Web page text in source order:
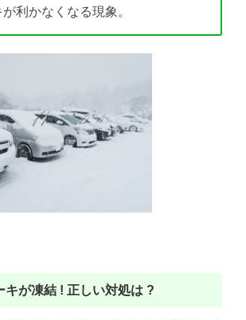
利かなくなる現象。
キが凍結 ! 正しい対処は ?